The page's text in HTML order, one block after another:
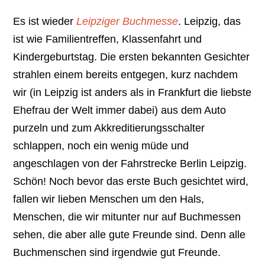
Es ist wiederLeipziger Buchmesse. Leipzig, das
ist wie Familientreffen, Klassenfahrt und
Kindergeburtstag. Die ersten bekannten Gesichter
strahlen einem bereits entgegen, kurz nachdem
wir (in Leipzig ist anders als in Frankfurt die liebste
Ehefrau der Welt immer dabei) aus dem Auto
purzeln und zum Akkreditierungsschalter
schlappen, noch ein wenig müde und
angeschlagen von der Fahrstrecke Berlin Leipzig.
Schön! Noch bevor das erste Buch gesichtet wird,
fallen wir lieben Menschen um den Hals,
Menschen, die wir mitunter nur auf Buchmessen
sehen, die aber alle gute Freunde sind. Denn alle
Buchmenschen sind irgendwie gut Freunde.